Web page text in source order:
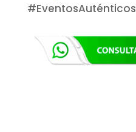
#EventosAuténticos